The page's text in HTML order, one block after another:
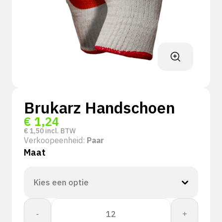
Brukarz Handschoen
€ 1,24
€ 1,50 incl. BTW
Verkoopeenheid: Paar
Maat
-
Brukarz
Handschoen
+